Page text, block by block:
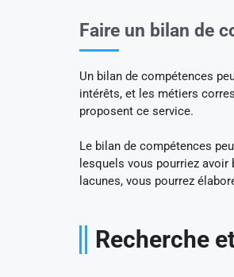
Faire un bilan de
Un bilan de compétences
intérêts, et les métiers
proposent ce service.
Le bilan de compétences
lesquels vous pourriez
lacunes, vous pourrez
Recherche